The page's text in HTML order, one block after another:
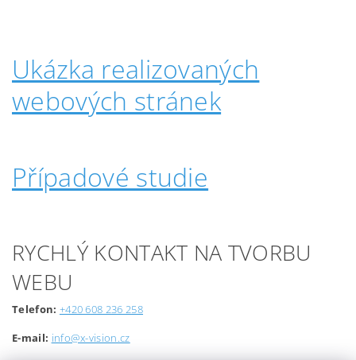
Ukázka realizovaných
webových stránek
Případové studie
RYCHLÝ KONTAKT NA TVORBU
WEBU
Telefon: +420 608 236 258
E-mail: info@x-vision.cz